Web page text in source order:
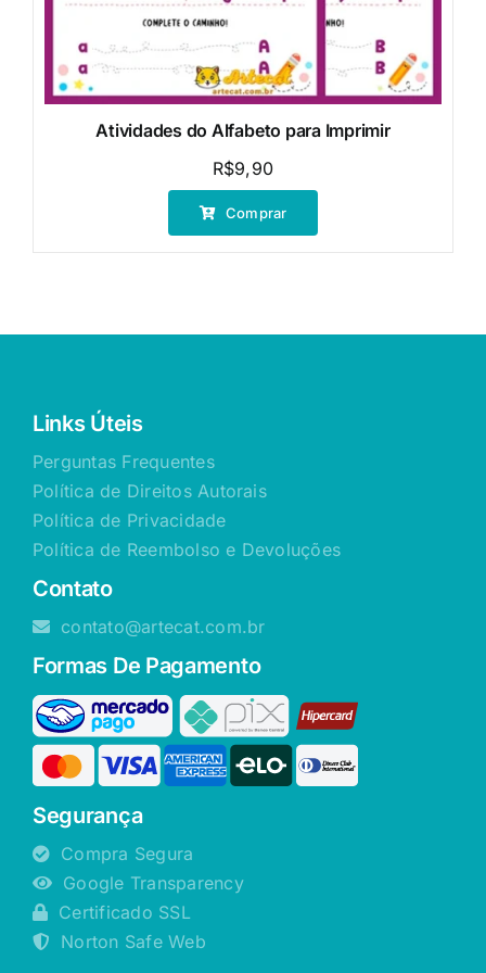
Atividades do Alfabeto para Imprimir
R$9,90
Comprar
Links Úteis
Perguntas Frequentes
Política de Direitos Autorais
Política de Privacidade
Política de Reembolso e Devoluções
Contato
contato@artecat.com.br
Formas De Pagamento
Segurança
Compra Segura
Google Transparency
Certificado SSL
Norton Safe Web